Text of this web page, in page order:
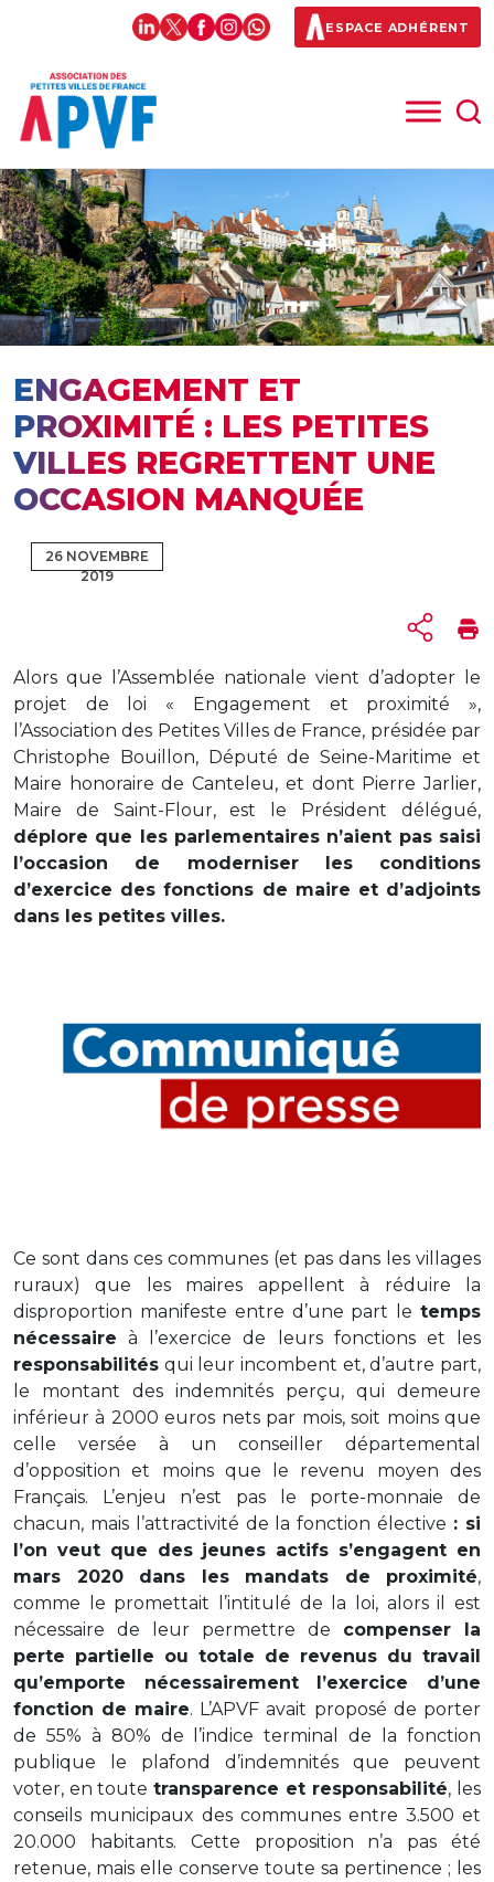
ESPACE ADHÉRENT
ENGAGEMENT ET
PROXIMITÉ : LES PETITES
VILLES REGRETTENT UNE
OCCASION MANQUÉE
26 NOVEMBRE
2019
Alors que l’Assemblée nationale vient d’adopter le
projet de loi « Engagement et proximité »,
l’Association des Petites Villes de France, présidée par
Christophe Bouillon, Député de Seine-Maritime et
Maire honoraire de Canteleu, et dont Pierre Jarlier,
Maire de Saint-Flour, est le Président délégué,
déplore que les parlementaires n’aient pas saisi
l’occasion de moderniser les conditions
d’exercice des fonctions de maire et d’adjoints
dans les petites villes.
Ce sont dans ces communes (et pas dans les villages
ruraux) que les maires appellent à réduire la
disproportion manifeste entre d’une part le temps
nécessaire à l’exercice de leurs fonctions et les
responsabilités qui leur incombent et, d’autre part,
le montant des indemnités perçu, qui demeure
inférieur à 2000 euros nets par mois, soit moins que
celle versée à un conseiller départemental
d’opposition et moins que le revenu moyen des
Français. L’enjeu n’est pas le porte-monnaie de
chacun, mais l’attractivité de la fonction élective : si
l’on veut que des jeunes actifs s’engagent en
mars 2020 dans les mandats de proximité,
comme le promettait l’intitulé de la loi, alors il est
nécessaire de leur permettre de compenser la
perte partielle ou totale de revenus du travail
qu’emporte nécessairement l’exercice d’une
fonction de maire. L’APVF avait proposé de porter
de 55% à 80% de l’indice terminal de la fonction
publique le plafond d’indemnités que peuvent
voter, en toute transparence et responsabilité, les
conseils municipaux des communes entre 3.500 et
20.000 habitants. Cette proposition n’a pas été
retenue, mais elle conserve toute sa pertinence ; les